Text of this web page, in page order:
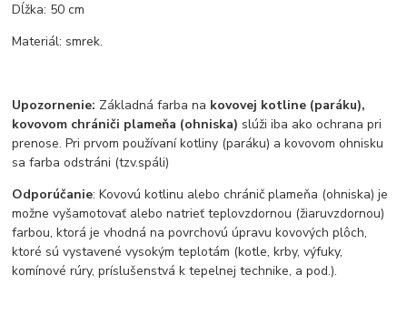
Dĺžka: 50 cm
Materiál: smrek.
Upozornenie: Základná farba na kovovej kotline (paráku),
kovovom chrániči plameňa (ohniska) slúži iba ako ochrana pri
prenose. Pri prvom používaní kotliny (paráku) a kovovom ohnisku
sa farba odstráni (tzv.spáli)
Odporúčanie: Kovovú kotlinu alebo chránič plameňa (ohniska) je
možne vyšamotovať alebo natrieť teplovzdornou (žiaruvzdornou)
farbou, ktorá je vhodná na povrchovú úpravu kovových plôch,
ktoré sú vystavené vysokým teplotám (kotle, krby, výfuky,
komínové rúry, príslušenstvá k tepelnej technike, a pod.).